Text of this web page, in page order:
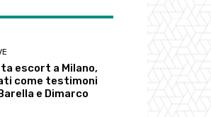
escort a Milano,
come testimoni
e Dimarco